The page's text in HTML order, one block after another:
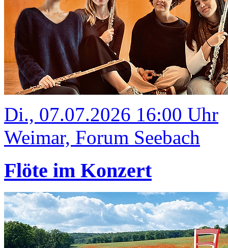
Di., 07.07.2026 16:00 Uhr
Weimar, Forum Seebach
Flöte im Konzert